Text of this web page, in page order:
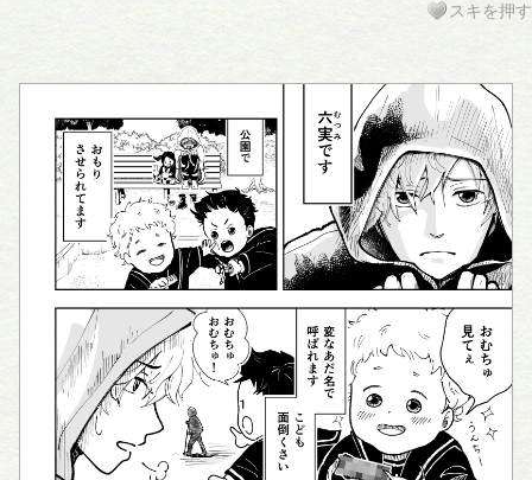
スキを押す